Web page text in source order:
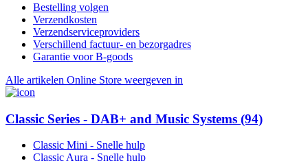
Bestelling volgen
Verzendkosten
Verzendserviceproviders
Verschillend factuur- en bezorgadres
Garantie voor B-goods
Alle artikelen Online Store weergeven in
Classic Series - DAB+ and Music Systems (94)
Classic Mini - Snelle hulp
Classic Aura - Snelle hulp